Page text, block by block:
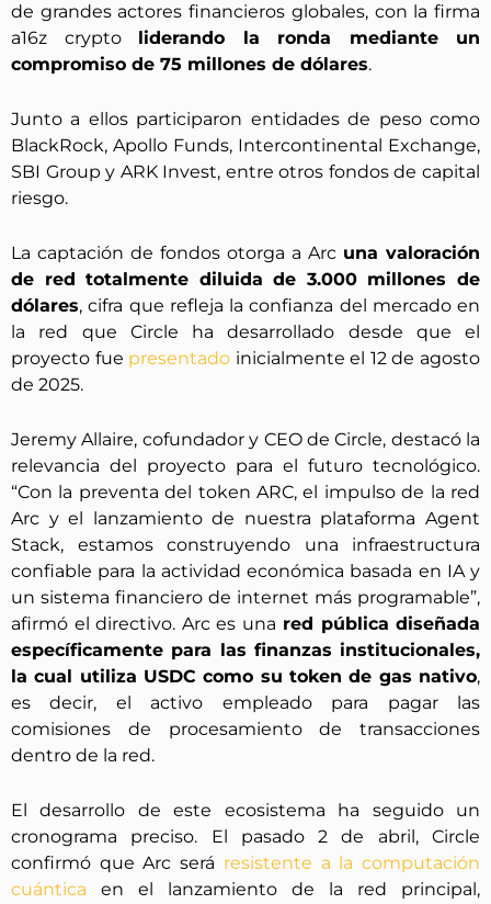
de grandes actores financieros globales, con la firma
a16z crypto liderando la ronda mediante un
compromiso de 75 millones de dólares.
Junto a ellos participaron entidades de peso como
BlackRock, Apollo Funds, Intercontinental Exchange,
SBI Group y ARK Invest, entre otros fondos de capital
riesgo.
La captación de fondos otorga a Arc una valoración
de red totalmente diluida de 3.000 millones de
dólares, cifra que refleja la confianza del mercado en
la red que Circle ha desarrollado desde que el
proyecto fue presentado inicialmente el 12 de agosto
de 2025.
Jeremy Allaire, cofundador y CEO de Circle, destacó la
relevancia del proyecto para el futuro tecnológico.
“Con la preventa del token ARC, el impulso de la red
Arc y el lanzamiento de nuestra plataforma Agent
Stack, estamos construyendo una infraestructura
confiable para la actividad económica basada en IA y
un sistema financiero de internet más programable”,
afirmó el directivo. Arc es una red pública diseñada
específicamente para las finanzas institucionales,
la cual utiliza USDC como su token de gas nativo,
es decir, el activo empleado para pagar las
comisiones de procesamiento de transacciones
dentro de la red.
El desarrollo de este ecosistema ha seguido un
cronograma preciso. El pasado 2 de abril, Circle
confirmó que Arc será resistente a la computación
cuántica en el lanzamiento de la red principal,